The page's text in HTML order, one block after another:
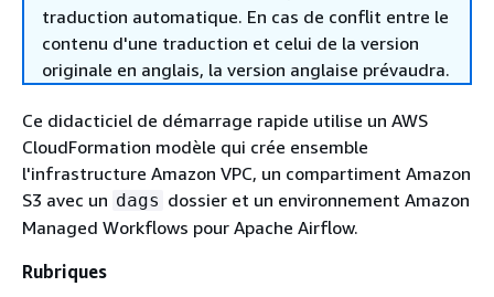
traduction automatique. En cas de conflit entre le
contenu d'une traduction et celui de la version
originale en anglais, la version anglaise prévaudra.
Ce didacticiel de démarrage rapide utilise un AWS
CloudFormation modèle qui crée ensemble
l'infrastructure Amazon VPC, un compartiment Amazon
S3 avec un dags dossier et un environnement Amazon
Managed Workflows pour Apache Airflow.
Rubriques